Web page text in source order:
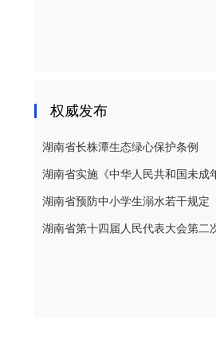
权威发布
湖南省长株潭生态绿心保护条例
湖南省预防中小学生溺水若干规定